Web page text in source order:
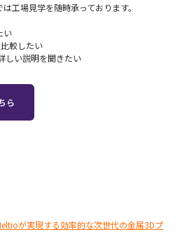
工場見学を随時承っております。
い
較したい
しい説明を聞きたい
ら
が実現する効率的な次世代の金属3Dプ